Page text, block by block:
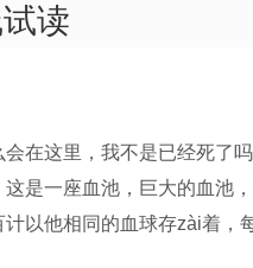
读
在这里，我不是已经死了
是一座血池，巨大的血池
以他相同的血球存zài着，